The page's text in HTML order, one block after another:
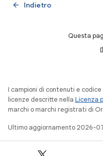
Indietro
arrow_back
Questa
I campioni di contenuti e
licenze descritte nella Licenza
marchi o marchi registrati di
Ultimo aggiornamento 2026-